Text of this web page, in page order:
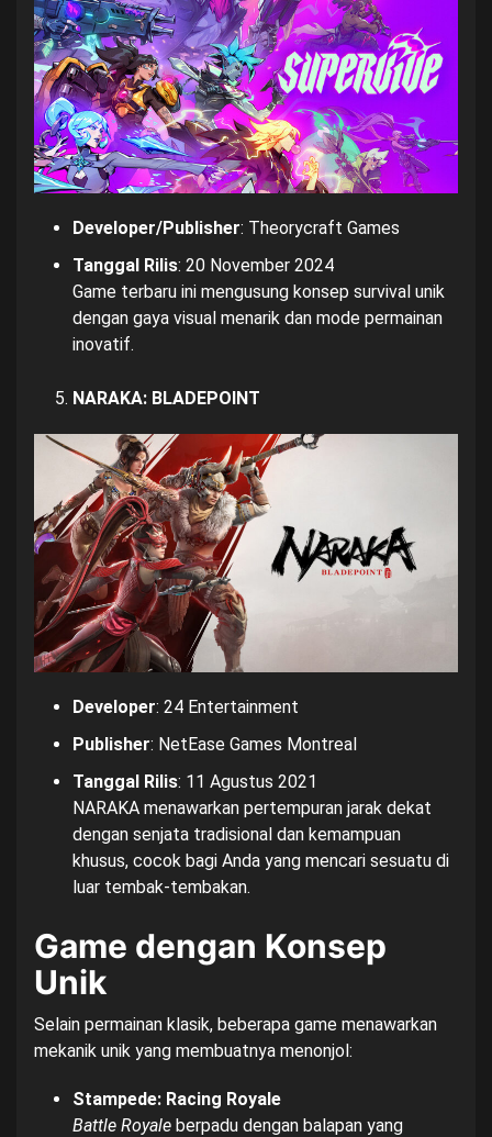
Developer/Publisher: Theorycraft Games
Tanggal Rilis: 20 November 2024
Game terbaru ini mengusung konsep survival unik
dengan gaya visual menarik dan mode permainan
inovatif.
NARAKA: BLADEPOINT
Developer: 24 Entertainment
Publisher: NetEase Games Montreal
Tanggal Rilis: 11 Agustus 2021
NARAKA menawarkan pertempuran jarak dekat
dengan senjata tradisional dan kemampuan
khusus, cocok bagi Anda yang mencari sesuatu di
luar tembak-tembakan.
Game dengan Konsep
Unik
Selain permainan klasik, beberapa game menawarkan
mekanik unik yang membuatnya menonjol:
Stampede: Racing Royale
Battle Royale berpadu dengan balapan yang